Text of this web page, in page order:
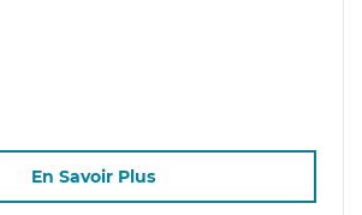
En Savoir Plus